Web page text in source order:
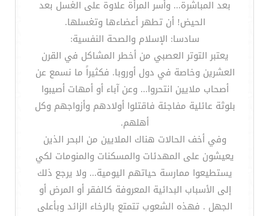
بعد المباشرة... وأسر المرأة علاوة على الغسل بعد
الحيض! أن تطهر أعضاءها وتغسلها.
سادسا: الإسلام والصحة النفسية:
يعتبر التوتر العصبي من أخطر المشاكل في القرن
العشرين وخاصة في دول أوروبا. فكثيراً ما نسمع عن
أصحاب ملايين انتحروا... وعن آباء أو أمهات أصيبوا
بلوثة عائلية مفاجئة فاقتلوا أولادهم وأزواجهم وكل
أهلهم.
وفي أخف الحالات هناك الملايين من البحر الذين
يعيشون على المهدئات والمسكنات والمنومات لكي
يستطيعوا ممارسة حياتهم اليومية... ولا يرجع ذلك
إلى الأسباب البدائية المعروفة كالفقر أو المرض أو
الجهل . فهذه الشعوب تتمتع بالرخاء الزائد وبأعلى